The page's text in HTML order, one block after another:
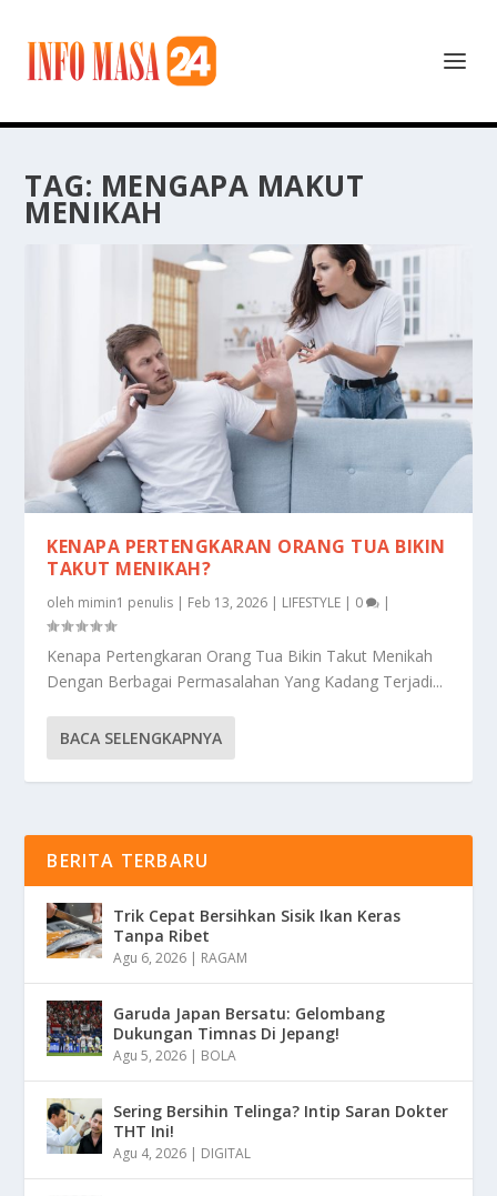
TAG: MENGAPA MAKUT
MENIKAH
KENAPA PERTENGKARAN ORANG TUA BIKIN
TAKUT MENIKAH?
oleh mimin1 penulis | Feb 13, 2026 | LIFESTYLE | 0 |
Kenapa Pertengkaran Orang Tua Bikin Takut Menikah
Dengan Berbagai Permasalahan Yang Kadang Terjadi...
BACA SELENGKAPNYA
BERITA TERBARU
Trik Cepat Bersihkan Sisik Ikan Keras
Tanpa Ribet
Agu 6, 2026 | RAGAM
Garuda Japan Bersatu: Gelombang
Dukungan Timnas Di Jepang!
Agu 5, 2026 | BOLA
Sering Bersihin Telinga? Intip Saran Dokter
THT Ini!
Agu 4, 2026 | DIGITAL